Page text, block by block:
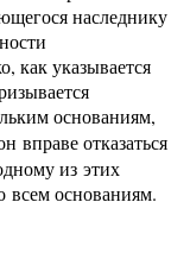
наследнику
как указывается
основаниям,
вправе отказаться
из этих
всем основаниям.